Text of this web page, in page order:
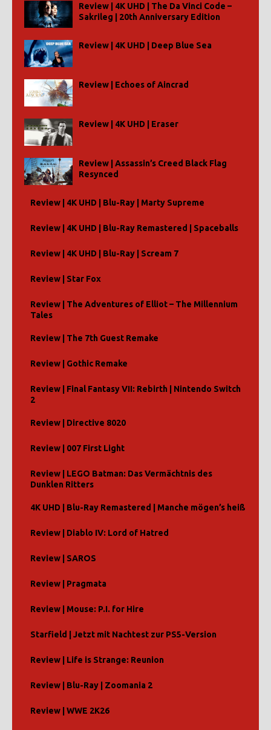
Review | 4K UHD | The Da Vinci Code –
Sakrileg | 20th Anniversary Edition
Review | 4K UHD | Deep Blue Sea
Review | Echoes of Aincrad
Review | 4K UHD | Eraser
Review | Assassin’s Creed Black Flag
Resynced
Review | 4K UHD | Blu-Ray | Marty Supreme
Review | 4K UHD | Blu-Ray Remastered | Spaceballs
Review | 4K UHD | Blu-Ray | Scream 7
Review | Star Fox
Review | The Adventures of Elliot – The Millennium
Tales
Review | The 7th Guest Remake
Review | Gothic Remake
Review | Final Fantasy VII: Rebirth | Nintendo Switch
2
Review | Directive 8020
Review | 007 First Light
Review | LEGO Batman: Das Vermächtnis des
Dunklen Ritters
4K UHD | Blu-Ray Remastered | Manche mögen’s heiß
Review | Diablo IV: Lord of Hatred
Review | SAROS
Review | Pragmata
Review | Mouse: P.I. for Hire
Starfield | Jetzt mit Nachtest zur PS5-Version
Review | Life is Strange: Reunion
Review | Blu-Ray | Zoomania 2
Review | WWE 2K26